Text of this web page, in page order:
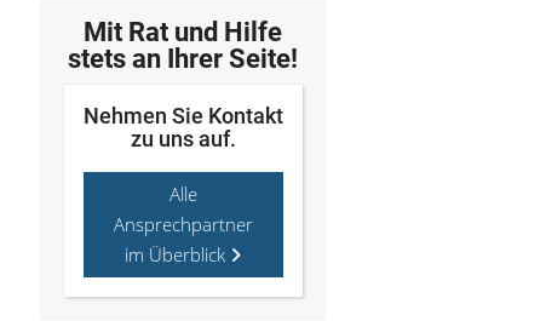
Mit Rat und Hilfe
stets an Ihrer Seite!
Nehmen Sie Kontakt
zu uns auf.
Alle
Ansprechpartner
im Überblick